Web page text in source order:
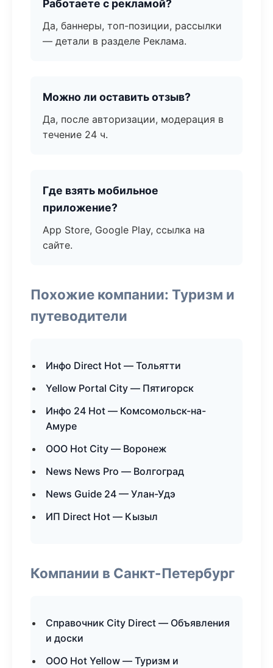
Работаете с рекламой?
Да, баннеры, топ-позиции, рассылки
— детали в разделе Реклама.
Можно ли оставить отзыв?
Да, после авторизации, модерация в
течение 24 ч.
Где взять мобильное
приложение?
App Store, Google Play, ссылка на
сайте.
Похожие компании: Туризм и
путеводители
Инфо Direct Hot — Тольятти
Yellow Portal City — Пятигорск
Инфо 24 Hot — Комсомольск-на-
Амуре
ООО Hot City — Воронеж
News News Pro — Волгоград
News Guide 24 — Улан-Удэ
ИП Direct Hot — Кызыл
Компании в Санкт-Петербург
Справочник City Direct — Объявления
и доски
ООО Hot Yellow — Туризм и